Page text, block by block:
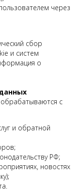
через
сбор
и систем
о
с
и обратной
РФ;
новостях